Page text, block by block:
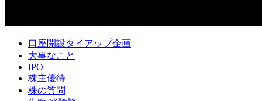
口座開設タイアップ企画
大事なこと
IPO
株主優待
株の質問